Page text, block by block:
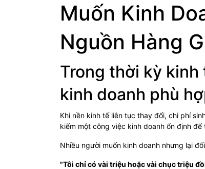
Muốn Kinh
Nguồn Hàng
Trong thời kỳ kinh
kinh doanh phù
Khi nền kinh tế liên tục thay đổi, chi phí
kiếm một công việc kinh doanh ổn định
Nhiều người muốn kinh doanh nhưng lại
"Tôi chỉ có vài triệu hoặc vài chục triệu